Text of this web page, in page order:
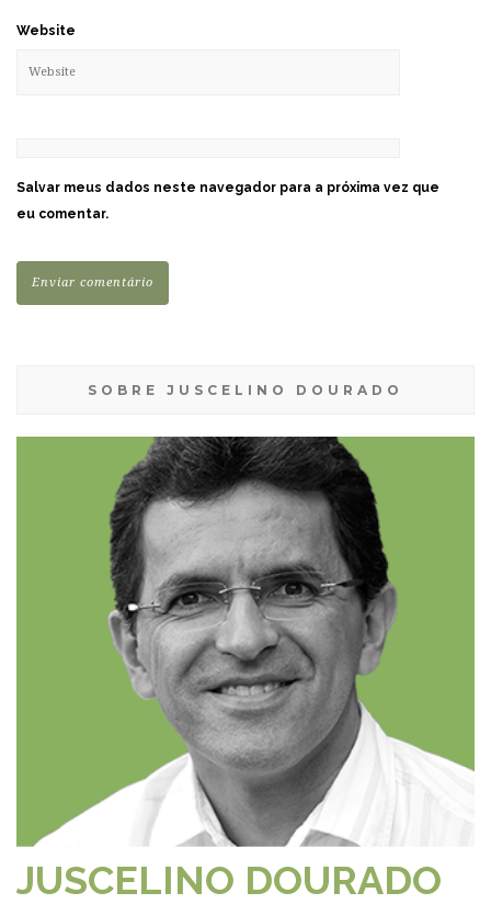
Website
Salvar meus dados neste navegador para a próxima vez que
eu comentar.
SOBRE JUSCELINO DOURADO
JUSCELINO DOURADO